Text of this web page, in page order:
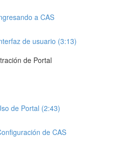
a CAS
de usuario (3:13)
de Portal
de Portal (2:43)
de CAS